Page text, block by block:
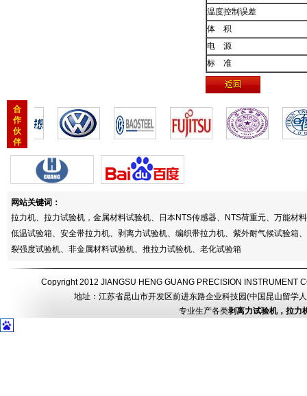
温度控制误差
体 积
电 源
标 准
合
作
伙
伴
网站关键词：
拉力机、拉力试验机，金属材料试验机、日本NTS传感器、NTS荷重元、万能
低温试验箱、安全带拉力机、剥离力试验机、编织带拉力机、紫外耐气候试验
裂强度试验机、非金属材料试验机、推拉力试验机、老化试验箱
Copyright 2012 JIANGSU HENG GUANG PRECISION INSTRUMENT
地址：江苏省昆山市开发区前进东路企业科技园(中国昆山留
专业生产各类剥离力试验机，拉力